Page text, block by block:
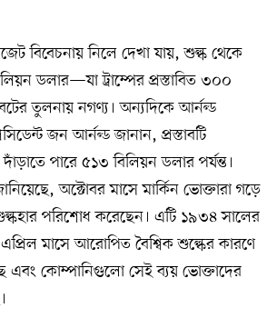
বিবেচনায় নিলে দেখা যায়, শুল্ক থেকে
ডলার—যা ট্রাম্পের প্রস্তাবিত ৩০০
তুলনায় নগণ্য। অন্যদিকে আর্নল্ড
জন আর্নল্ড জানান, প্রস্তাবটি
পারে ৫১৩ বিলিয়ন ডলার পর্যন্ত।
অক্টোবর মাসে মার্কিন ভোক্তারা গড়ে
পরিশোধ করেছেন। এটি ১৯৩৪ সালের
এপ্রিল মাসে আরোপিত বৈশ্বিক শুল্কের কারণে
এবং কোম্পানিগুলো সেই ব্যয় ভোক্তাদের